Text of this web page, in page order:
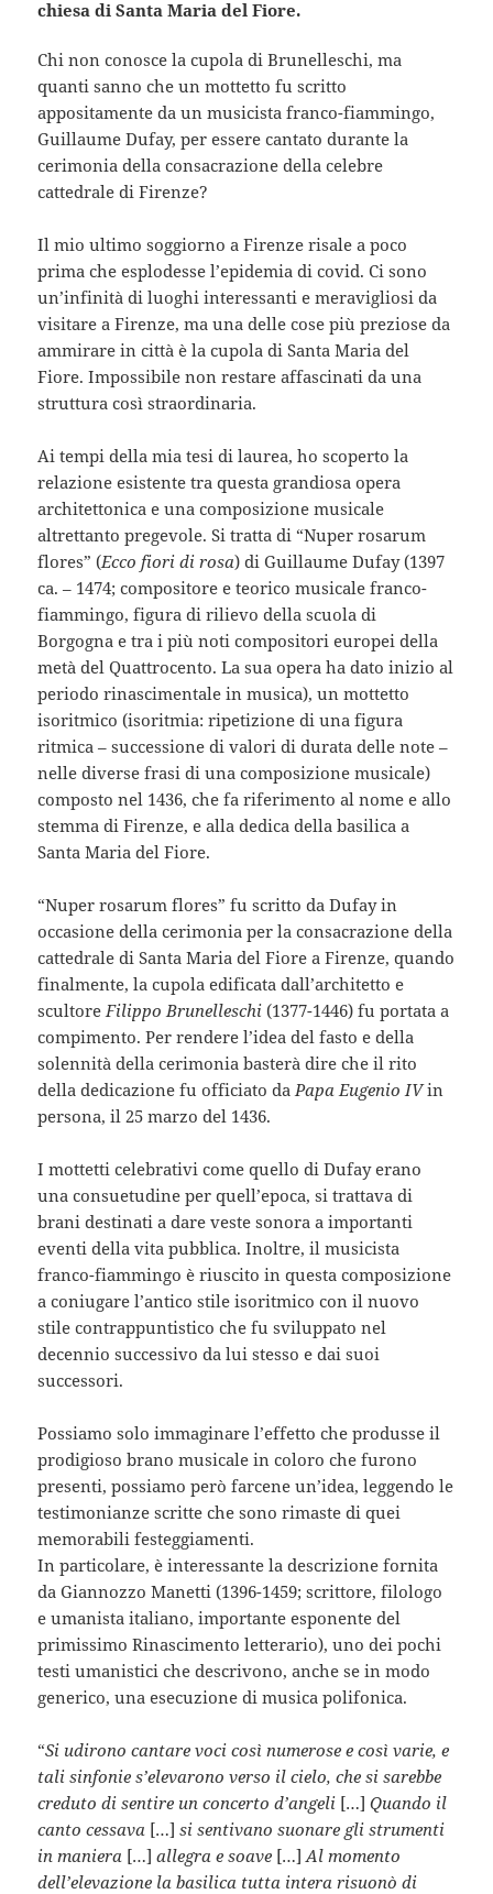
chiesa di Santa Maria del Fiore.
Chi non conosce la cupola di Brunelleschi, ma
quanti sanno che un mottetto fu scritto
appositamente da un musicista franco-fiammingo,
Guillaume Dufay, per essere cantato durante la
cerimonia della consacrazione della celebre
cattedrale di Firenze?
Il mio ultimo soggiorno a Firenze risale a poco
prima che esplodesse l’epidemia di covid. Ci sono
un’infinità di luoghi interessanti e meravigliosi da
visitare a Firenze, ma una delle cose più preziose da
ammirare in città è la cupola di Santa Maria del
Fiore. Impossibile non restare affascinati da una
struttura così straordinaria.
Ai tempi della mia tesi di laurea, ho scoperto la
relazione esistente tra questa grandiosa opera
architettonica e una composizione musicale
altrettanto pregevole. Si tratta di “Nuper rosarum
flores” (Ecco fiori di rosa) di Guillaume Dufay (1397
ca. – 1474; compositore e teorico musicale franco-
fiammingo, figura di rilievo della scuola di
Borgogna e tra i più noti compositori europei della
metà del Quattrocento. La sua opera ha dato inizio al
periodo rinascimentale in musica), un mottetto
isoritmico (isoritmia: ripetizione di una figura
ritmica – successione di valori di durata delle note –
nelle diverse frasi di una composizione musicale)
composto nel 1436, che fa riferimento al nome e allo
stemma di Firenze, e alla dedica della basilica a
Santa Maria del Fiore.
“Nuper rosarum flores” fu scritto da Dufay in
occasione della cerimonia per la consacrazione della
cattedrale di Santa Maria del Fiore a Firenze, quando
finalmente, la cupola edificata dall’architetto e
scultore Filippo Brunelleschi (1377-1446) fu portata a
compimento. Per rendere l’idea del fasto e della
solennità della cerimonia basterà dire che il rito
della dedicazione fu officiato da Papa Eugenio IVin
persona, il 25 marzo del 1436.
I mottetti celebrativi come quello di Dufay erano
una consuetudine per quell’epoca, si trattava di
brani destinati a dare veste sonora a importanti
eventi della vita pubblica. Inoltre, il musicista
franco-fiammingo è riuscito in questa composizione
a coniugare l’antico stile isoritmico con il nuovo
stile contrappuntistico che fu sviluppato nel
decennio successivo da lui stesso e dai suoi
successori.
Possiamo solo immaginare l’effetto che produsse il
prodigioso brano musicale in coloro che furono
presenti, possiamo però farcene un’idea, leggendo le
testimonianze scritte che sono rimaste di quei
memorabili festeggiamenti.
In particolare, è interessante la descrizione fornita
da Giannozzo Manetti (1396-1459; scrittore, filologo
e umanista italiano, importante esponente del
primissimo Rinascimento letterario), uno dei pochi
testi umanistici che descrivono, anche se in modo
generico, una esecuzione di musica polifonica.
“Si udirono cantare voci così numerose e così varie, e
tali sinfonie s’elevarono verso il cielo, che si sarebbe
creduto di sentire un concerto d’angeli […]Quando il
canto cessava […]si sentivano suonare gli strumenti
in maniera […]allegra e soave […]Al momento
dell’elevazione la basilica tutta intera risuonò di